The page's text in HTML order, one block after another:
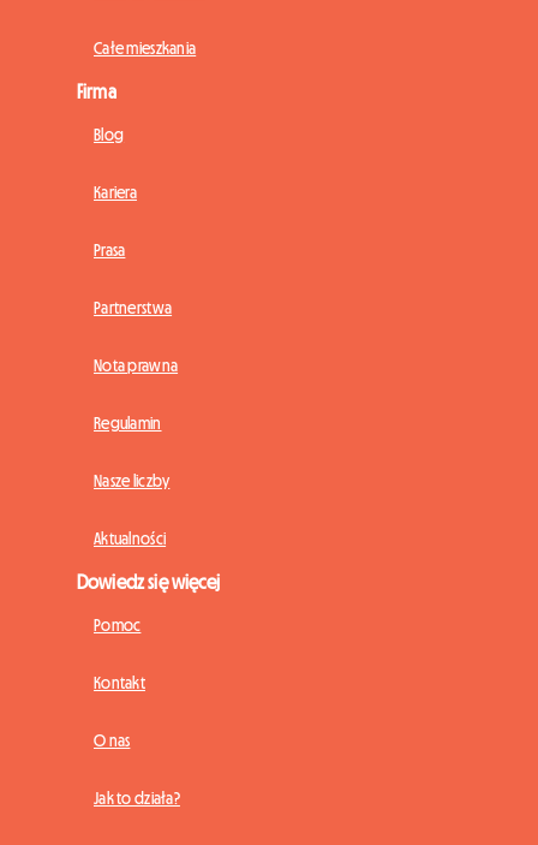
Całe mieszkania
Firma
Blog
Kariera
Prasa
Partnerstwa
Nota prawna
Regulamin
Nasze liczby
Aktualności
Dowiedz się więcej
Pomoc
Kontakt
O nas
Jak to działa?